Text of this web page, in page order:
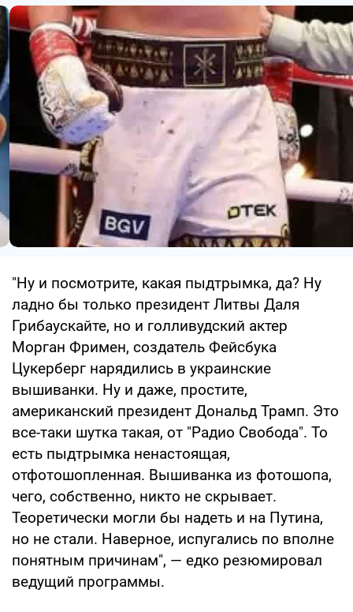
"Ну и посмотрите, какая пыдтрымка, да? Ну
ладно бы только президент Литвы Даля
Грибаускайте, но и голливудский актер
Морган Фримен, создатель Фейсбука
Цукерберг нарядились в украинские
вышиванки. Ну и даже, простите,
американский президент Дональд Трамп. Это
все-таки шутка такая, от "Радио Свобода". То
есть пыдтрымка ненастоящая,
отфотошопленная. Вышиванка из фотошопа,
чего, собственно, никто не скрывает.
Теоретически могли бы надеть и на Путина,
но не стали. Наверное, испугались по вполне
понятным причинам", — едко резюмировал
ведущий программы.